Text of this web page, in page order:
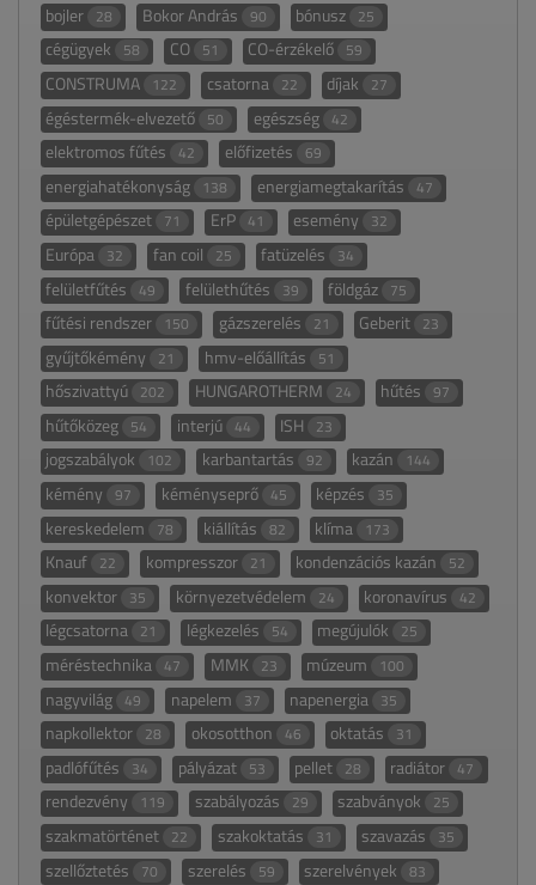
bojler 28 Bokor András 90 bónusz 25
cégügyek 58 CO 51 CO-érzékelő 59
CONSTRUMA 122 csatorna 22 díjak 27
égéstermék-elvezető 50 egészség 42
elektromos fűtés 42 előfizetés 69
energiahatékonyság 138 energiamegtakarítás 47
épületgépészet 71 ErP 41 esemény 32
Európa 32 fan coil 25 fatüzelés 34
felületfűtés 49 felülethűtés 39 földgáz 75
fűtési rendszer 150 gázszerelés 21 Geberit 23
gyűjtőkémény 21 hmv-előállítás 51
hőszivattyú 202 HUNGAROTHERM 24 hűtés 97
hűtőközeg 54 interjú 44 ISH 23
jogszabályok 102 karbantartás 92 kazán 144
kémény 97 kéményseprő 45 képzés 35
kereskedelem 78 kiállítás 82 klíma 173
Knauf 22 kompresszor 21 kondenzációs kazán 52
konvektor 35 környezetvédelem 24 koronavírus 42
légcsatorna 21 légkezelés 54 megújulók 25
méréstechnika 47 MMK 23 múzeum 100
nagyvilág 49 napelem 37 napenergia 35
napkollektor 28 okosotthon 46 oktatás 31
padlófűtés 34 pályázat 53 pellet 28 radiátor 47
rendezvény 119 szabályozás 29 szabványok 25
szakmatörténet 22 szakoktatás 31 szavazás 35
szellőztetés 70 szerelés 59 szerelvények 83